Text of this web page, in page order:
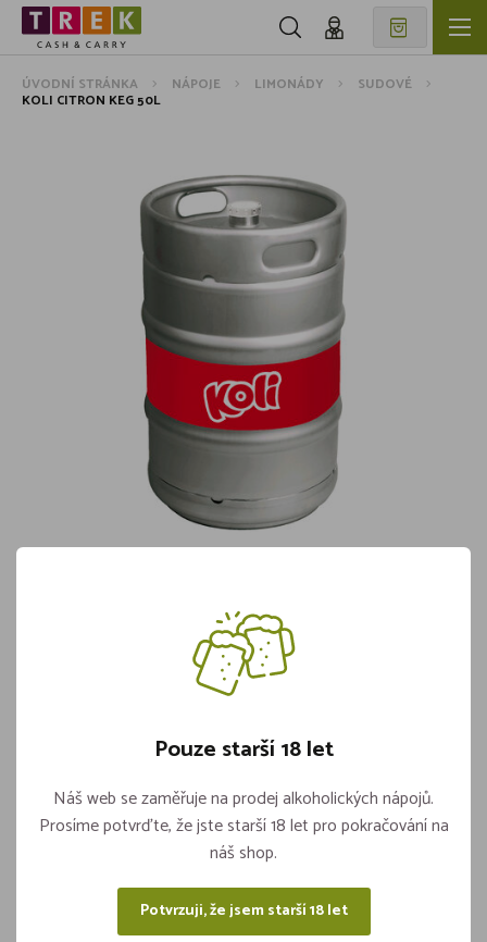
ÚVODNÍ STRÁNKA NÁPOJE LIMONÁDY SUDOVÉ
KOLI CITRON KEG 50L
Koli Citron KEG 50l
1 019,-
Vložit do košíku
Sdílejte na sítích
Pouze starší 18 let
Náš web se zaměřuje na prodej alkoholických nápojů.
Prosíme potvrďte, že jste starší 18 let pro pokračování na
náš shop.
Potvrzuji, že jsem starší 18 let